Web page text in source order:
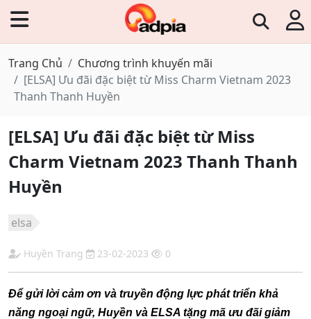
Trang Chủ
Chương trình khuyến mãi
[ELSA] Ưu đãi đặc biệt từ Miss Charm Vietnam 2023
Thanh Thanh Huyền
[ELSA] Ưu đãi đặc biệt từ Miss
Charm Vietnam 2023 Thanh Thanh
Huyền
elsa
Huyền Trang 23-02-2023 0
Để gửi lời cảm ơn và truyền động lực phát triển khả
năng ngoại ngữ, Huyền và ELSA tặng mã ưu đãi giảm